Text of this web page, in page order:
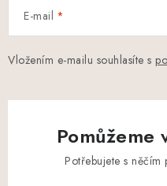
E-mail
Vložením e-mailu souhlasíte s
Pomůžeme
Potřebujete s něčím